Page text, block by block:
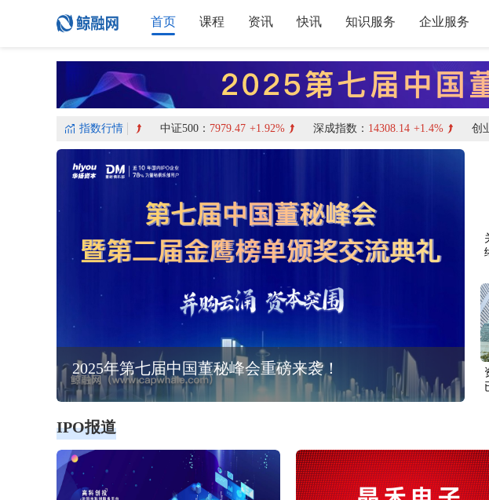
首页 课程 资讯 快讯 知识服务 企业服务
指数行情
1743.13 +2.46% 中证500：7979.47 +1.92% 深成指数：14308.14 +1.4% 创业
2025年第七届中国董秘峰会重磅来袭！
IPO报道